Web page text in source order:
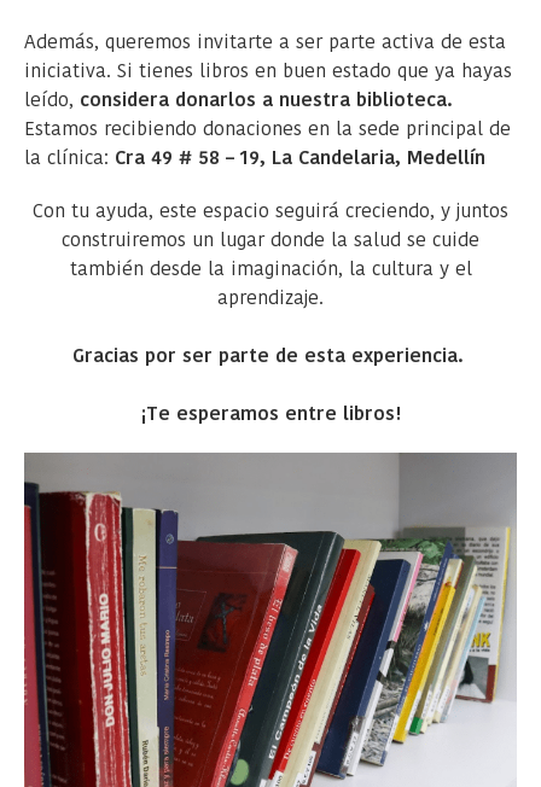
Además, queremos invitarte a ser parte activa de esta
iniciativa. Si tienes libros en buen estado que ya hayas
leído, considera donarlos a nuestra biblioteca.
Estamos recibiendo donaciones en la sede principal de
la clínica: Cra 49 # 58 – 19, La Candelaria, Medellín
Con tu ayuda, este espacio seguirá creciendo, y juntos
construiremos un lugar donde la salud se cuide
también desde la imaginación, la cultura y el
aprendizaje.
Gracias por ser parte de esta experiencia.
¡Te esperamos entre libros!